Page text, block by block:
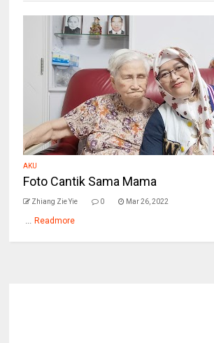
AKU
Foto Cantik Sama Mama
Zhiang Zie Yie 0 Mar 26, 2022
... Readmore